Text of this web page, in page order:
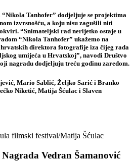
“Nikola Tanhofer” dodjeljuje se projektima
izvrsnošću, a koju nisu zagušili niti
“Snimateljski rad nerijetko ostaje u
“Nikola Tanhofer” ukažemo na
hrvatskih direktora fotografije iza čijeg rada
umijeća u Hrvatskoj”, navodi Društvo
nagradu dodjeljuju treću godinu zaredom.
Mario Sablić, Željko Sarić i Branko
Niketić, Matija Šćulac i Slaven
filmski festival/Matija Šćulac
Vedran Šamanović